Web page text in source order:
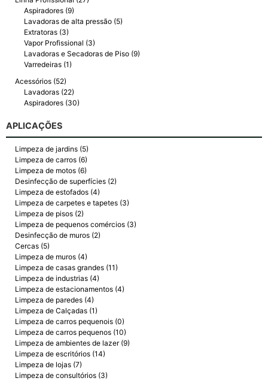
Aspiradores (9)
Lavadoras de alta pressão (5)
Extratoras (3)
Vapor Profissional (3)
Lavadoras e Secadoras de Piso (9)
Varredeiras (1)
Acessórios (52)
Lavadoras (22)
Aspiradores (30)
APLICAÇÕES
Limpeza de jardins (5)
Limpeza de carros (6)
Limpeza de motos (6)
Desinfecção de superfícies (2)
Limpeza de estofados (4)
Limpeza de carpetes e tapetes (3)
Limpeza de pisos (2)
Limpeza de pequenos comércios (3)
Desinfecção de muros (2)
Cercas (5)
Limpeza de muros (4)
Limpeza de casas grandes (11)
Limpeza de industrias (4)
Limpeza de estacionamentos (4)
Limpeza de paredes (4)
Limpeza de Calçadas (1)
Limpeza de carros pequenois (0)
Limpeza de carros pequenos (10)
Limpeza de ambientes de lazer (9)
Limpeza de escritórios (14)
Limpeza de lojas (7)
Limpeza de consultórios (3)